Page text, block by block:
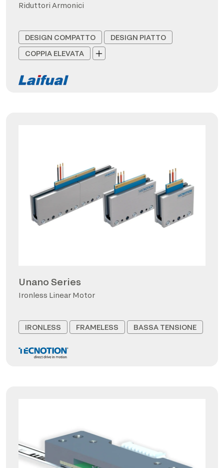
Riduttori Armonici
DESIGN COMPATTO
DESIGN PIATTO
COPPIA ELEVATA
Unano Series
Ironless Linear Motor
IRONLESS FRAMELESS BASSA TENSIONE